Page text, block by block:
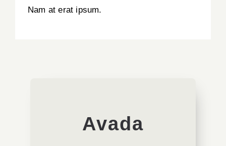
Nam at erat ipsum.
Avada